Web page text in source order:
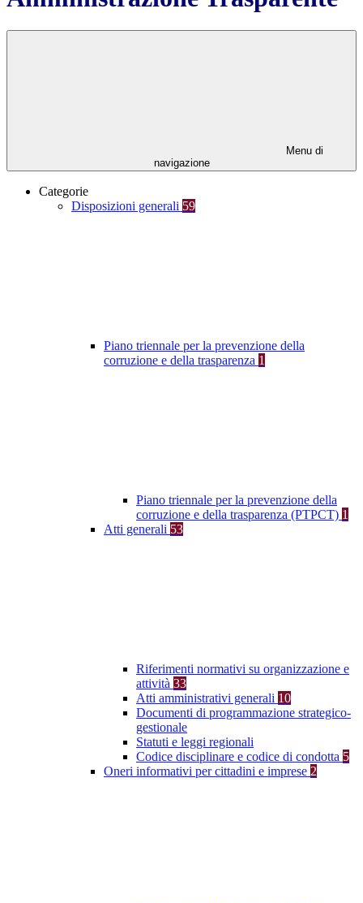
Menu di
navigazione
Categorie
Disposizioni generali 59
Piano triennale per la prevenzione della
corruzione e della trasparenza 1
Piano triennale per la prevenzione della
corruzione e della trasparenza (PTPCT) 1
Atti generali 53
Riferimenti normativi su organizzazione e
attività 33
Atti amministrativi generali 10
Documenti di programmazione strategico-
gestionale
Statuti e leggi regionali
Codice disciplinare e codice di condotta 5
Oneri informativi per cittadini e imprese 2